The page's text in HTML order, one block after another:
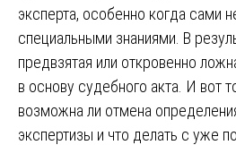
эксперта, особенно когда сами
специальными знаниями. В
предвзятая или откровенно
в основу судебного акта. И вот
возможна ли отмена
экспертизы и что делать с уже